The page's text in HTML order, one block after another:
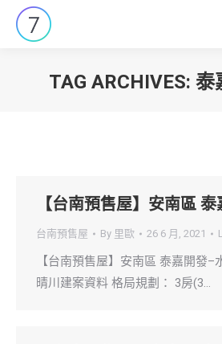
TAG ARCHIVES: 泰
【台南預售屋】安南區
台南預售屋 By 里歐 26 6 月, 2021
【台南預售屋】安南區 泰嘉開發
晴川建案資料 格局規劃： 3房(3…